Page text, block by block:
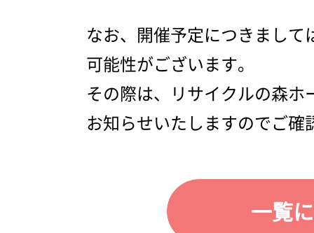
なお、開催予定につきまし
可能性がございます。
その際は、リサイクルの森
お知らせいたしますのでご確
一覧